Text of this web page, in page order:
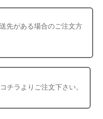
先がある場合のご注文方
チラよりご注文下さい。